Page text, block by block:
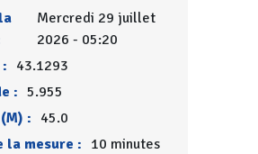
Mercredi 29 juillet
2026 - 05:20
43.1293
: 5.955
: 45.0
la mesure : 10 minutes